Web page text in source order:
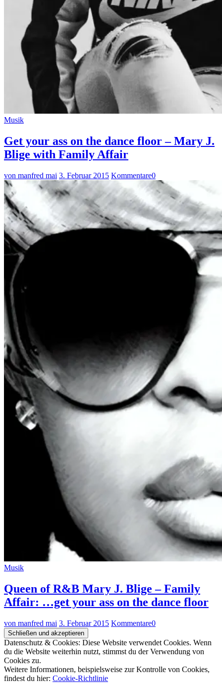
Musik
Get your ass on the dance floor – Mary J.
Blige with Family Affair
von manfred mai 3. Februar 2015 Kommentare0
Musik
Queen of R&B Mary J. Blige – Family
Affair: …get your ass on the dance floor
von manfred mai 3. Februar 2015 Kommentare0
Datenschutz & Cookies: Diese Website verwendet Cookies. Wenn
du die Website weiterhin nutzt, stimmst du der Verwendung von
Cookies zu.
Weitere Informationen, beispielsweise zur Kontrolle von Cookies,
findest du hier: Cookie-Richtlinie